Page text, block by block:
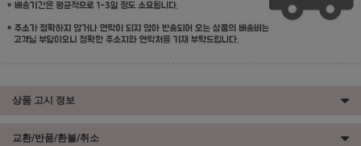
상품 고시 정보
교환/반품/환불/취소